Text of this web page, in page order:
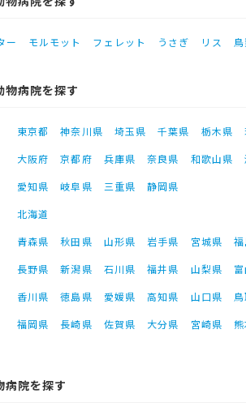
ー モルモット フェレット うさぎ リス
物病院を探す
東京都 神奈川県 埼玉県 千葉県 栃木県
大阪府 京都府 兵庫県 奈良県 和歌山県
愛知県 岐阜県 三重県
静岡県
北海道
青森県 秋田県 山形県 岩手県 宮城県
長野県 新潟県 石川県 福井県 山梨県
香川県 徳島県 愛媛県 高知県 山口県
福岡県 長崎県 佐賀県 大分県 宮崎県
病院を探す